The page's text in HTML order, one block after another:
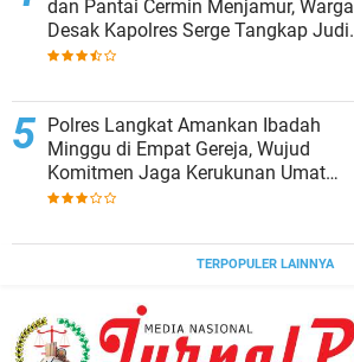
dan Pantai Cermin Menjamur, Warga
Desak Kapolres Serge Tangkap Judi
Togel
Polres Langkat Amankan Ibadah
Minggu di Empat Gereja, Wujud
Komitmen Jaga Kerukunan Umat
Beragama.
TERPOPULER LAINNYA